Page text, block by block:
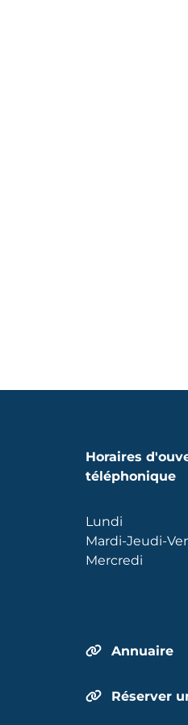
Horaires
téléphonique
Lundi
Mardi-Jeudi-
Mercredi
Annuaire
Réserver